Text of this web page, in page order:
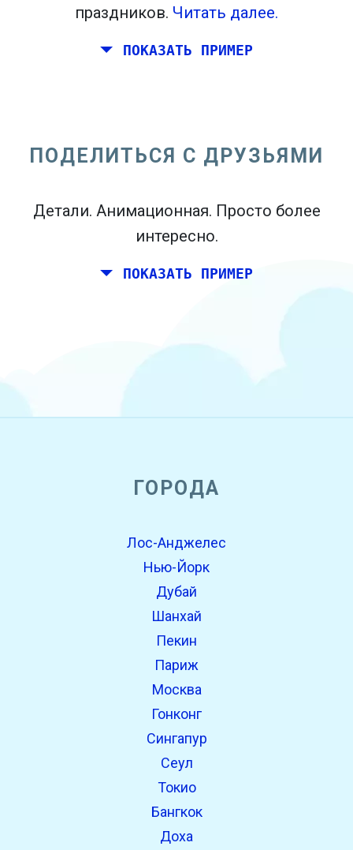
праздников. Читать далее.
ПОКАЗАТЬ ПРИМЕР
Тем не менее, вы живете в Мадриде, и
Берлине.
ПОДЕЛИТЬСЯ С ДРУЗЬЯМИ
Детали. Анимационная. Просто более
интересно.
ПОКАЗАТЬ ПРИМЕР
ГОРОДА
Лос-Анджелес
Нью-Йорк
Дубай
Шанхай
Пекин
Париж
Москва
Гонконг
Сингапур
Сеул
Токио
Бангкок
Доха